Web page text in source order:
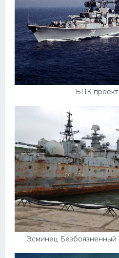
БПК
Эсминец Безбоязненный